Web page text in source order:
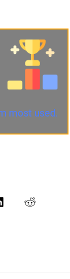
most used.
Reddit